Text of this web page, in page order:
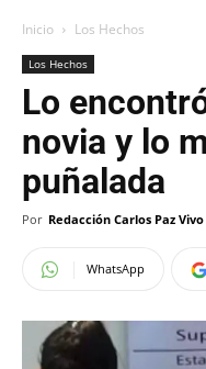
Inicio Los Hechos
Los Hechos
Lo
novia y lo
puñalada
Por Redacción Carlos Paz Vivo
WhatsApp